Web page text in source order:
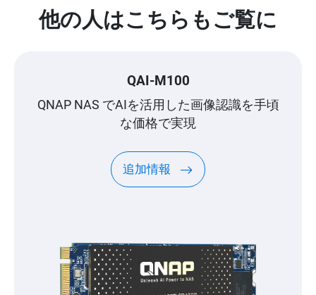
他の人はこちらもご覧に
QAI-M100
QNAP NAS でAIを活用した画像認識を手頃
な価格で実現
追加情報